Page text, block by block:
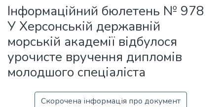
Інформаційний бюлетень № 978
У Херсонській державній
морській академії відбулося
урочисте вручення дипломів
молодшого спеціаліста
Скорочена інформація про документ